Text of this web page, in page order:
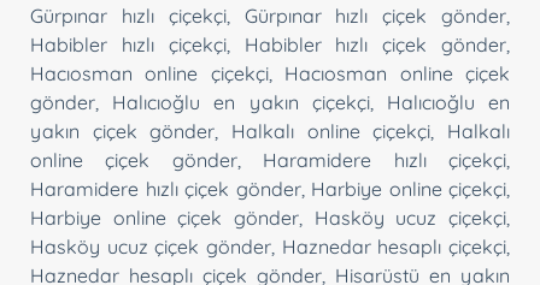
Gürpınar hızlı çiçekçi, Gürpınar hızlı çiçek gönder
Habibler hızlı çiçekçi, Habibler hızlı çiçek gönder
Hacıosman online çiçekçi, Hacıosman online çiçek
gönder
Halıcıoğlu en yakın çiçekçi, Halıcıoğlu en
yakın çiçek gönder
Halkalı online çiçekçi
Halkalı
online çiçek gönder, Haramidere hızlı çiçekçi
Haramidere hızlı çiçek gönder, Harbiye online çiçekçi
Harbiye online çiçek gönder
Hasköy ucuz çiçekçi
Hasköy ucuz çiçek gönder Haznedar hesaplı çiçekçi
Haznedar hesaplı çiçek gönder Hisarüstü en yakın